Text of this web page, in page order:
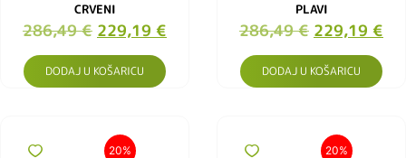
CRVENI
286,49€ 229,19 €
DODAJ U KOŠARICU
PLAVI
286,49€ 229,19 €
DODAJ U KOŠARICU
20% 20%